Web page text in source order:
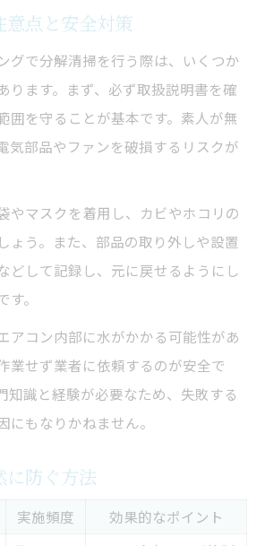
意点と安全対策
グで分解清掃を行う際は、いくつか
ります。まず、必ず取扱説明書を確
囲を守ることが基本です。素人が無
気部品やファンを破損するリスクが
やマスクを着用し、カビやホコリの
ょう。また、部品の取り外しや設置
どして記録し、元に戻せるようにし
。
アコン内部に水がかかる可能性があ
業せず業者に依頼するのが安全で
知識と経験が必要なため、失敗する
にもなりかねません。
に防ぐ方法
実施頻度
効果的なポイント